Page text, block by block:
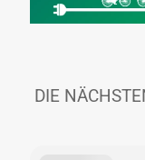
DIE